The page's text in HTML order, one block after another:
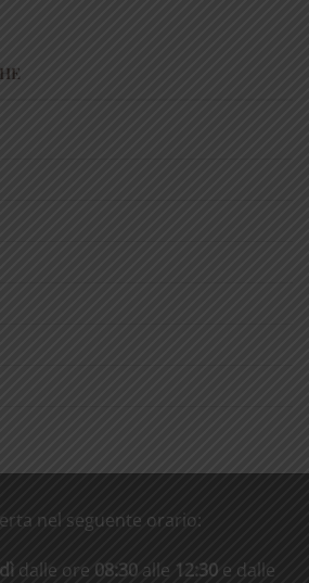
nel seguente orario:
dalle ore 08:30 alle 12:30 e dalle